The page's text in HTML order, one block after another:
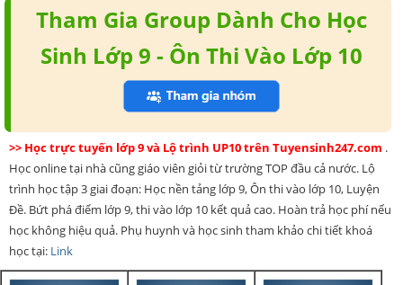
Tham Gia Group Dành Cho Học
Sinh Lớp 9 - Ôn Thi Vào Lớp 10
>> Học trực tuyến lớp 9 và Lộ trình UP10 trên Tuyensinh247.com .
Học online tại nhà cũng giáo viên giỏi từ trường TOP đầu cả nước. Lộ
trình học tập 3 giai đoạn: Học nền tảng lớp 9, Ôn thi vào lớp 10, Luyện
Đề. Bứt phá điểm lớp 9, thi vào lớp 10 kết quả cao. Hoàn trả học phí nếu
học không hiệu quả. Phụ huynh và học sinh tham khảo chi tiết khoá
học tại: Link